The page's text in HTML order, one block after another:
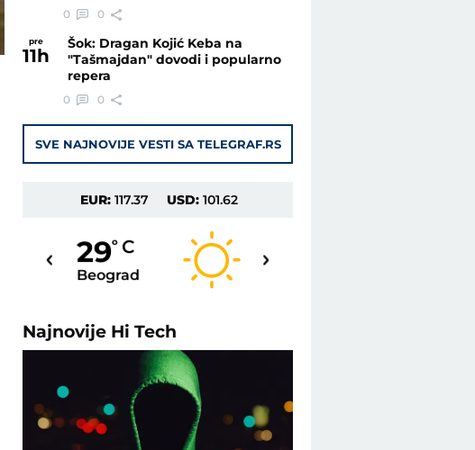
0 0
pre
11h
Šok: Dragan Kojić Keba na
"Tašmajdan" dovodi i popularno
repera
0 0
SVE NAJNOVIJE VESTI SA TELEGRAF.RS
EUR:117.37 USD: 101.62
29o C
Beograd
Najnovije Hi Tech